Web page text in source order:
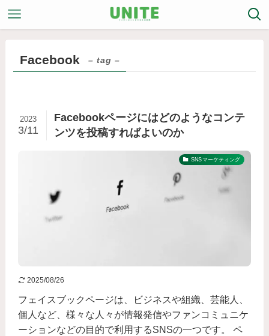
Facebook – tag –
Facebookページにはどのようなコンテ
ンツを投稿すればよいのか
2023
3/11
SNSマーケティング
2025/08/26
フェイスブックページは、ビジネスや組織、芸能人、
個人など、様々な人々が情報発信やファンコミュニケ
ーションなどの目的で利用するSNSの一つです。 ペ